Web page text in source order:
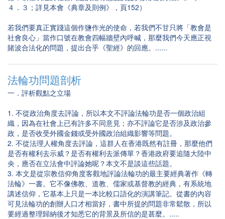
４．３；詳見本會《典章及則例》，頁152）
若我們要真正實踐這個作鹽作光的使命，若我們不甘只將「教會是
社會良心」當作口號在教會四幅牆壁內呼喊，那麼我們今天應正視
賭波合法化的問題，提出合乎《聖經》的回應。......
法輪功問題剖析
一．評析觀點之立場
1. 不從政治角度去評論，所以本文不評論法輪功是否一個政治組
織，因為在社會上已有許多不同意見；亦不評論它是否涉及政治參
政，是否收受外國金錢或受外國政治組織影響等問題。
2. 不從法理人權角度去評論，這群人在香港既然有註冊，那麼他們
是否有權利去示威？是否有權利去派傳單？香港政府要追隨大陸中
央，應否在立法會中評論她呢？本文不是談這些話題。
3. 本文是從宗教信仰角度客觀地評論法輪功的最主要經典著作《轉
法輪》一書。它不像佛教、道教、儒家或基督教的經典，有系統地
講述信仰，它基本上只是一本比較口語化的演講筆記。從書的內容
可見法輪功的創辦人口才相當好，書中所提的問題非常鬆散，所以
要經過整理歸納後才知悉它的背景及所信的是甚麼。.....